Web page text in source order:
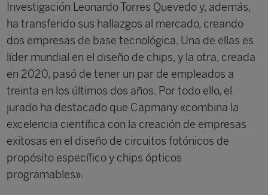
Investigación Leonardo Torres Quevedo y, además,
ha transferido sus hallazgos al mercado, creando
dos empresas de base tecnológica. Una de ellas es
líder mundial en el diseño de chips, y la otra, creada
en 2020, pasó de tener un par de empleados a
treinta en los últimos dos años. Por todo ello, el
jurado ha destacado que Capmany «combina la
excelencia científica con la creación de empresas
exitosas en el diseño de circuitos fotónicos de
propósito específico y chips ópticos
programables».